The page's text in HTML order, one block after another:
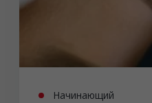
Начинающий